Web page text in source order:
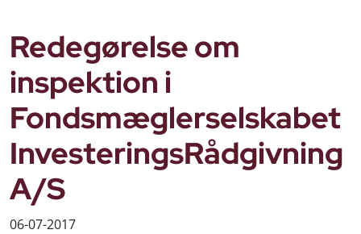
Redegørelse om
inspektion i
Fondsmæglerselskabet
InvesteringsRådgivning
A/S
06-07-2017